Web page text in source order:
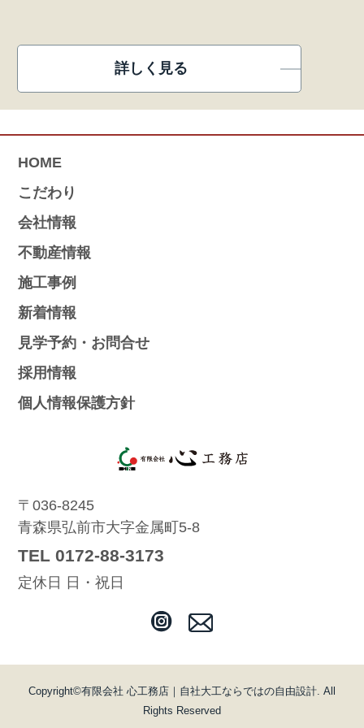
詳しく見る
HOME
こだわり
会社情報
不動産情報
施工事例
新着情報
見学予約・お問合せ
採用情報
個人情報保護方針
〒036-8245
青森県弘前市大字金属町5-8
TEL 0172-88-3173
定休日 日・祝日
Copyright©有限会社 心工務店｜自社大工ならではの自由設計. All
Rights Reserved